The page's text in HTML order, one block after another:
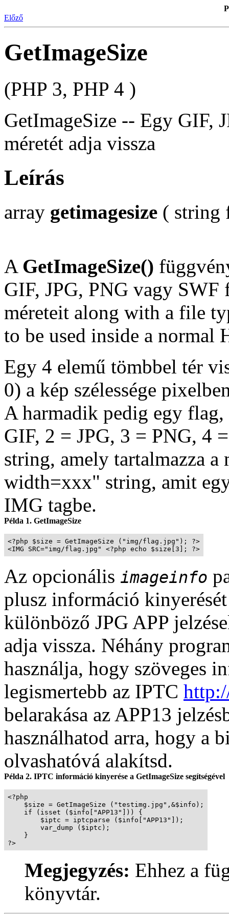
Előző
GetImageSize
(PHP 3, PHP 4 )
GetImageSize -- Egy GIF,
méretét adja vissza
Leírás
array getimagesize ( string
A GetImageSize()
GIF, JPG, PNG vagy SWF
méreteit along with a file
to be used inside a normal
Egy 4 elemű tömbbel tér
0) a kép szélessége
A harmadik pedig egy
GIF, 2 = JPG, 3 = PNG, 4
string, amely tartalmazza
width=xxx" string, amit
IMG tagbe.
Példa 1. GetImageSize
<?php $size = GetImageSize ("img/flag.jpg"); ?>
<IMG SRC="img/flag.jpg" <?php echo $size[3]; ?>
Az opcionális imageinfo
plusz információ
különböző JPG APP
adja vissza. Néhány
használja, hogy szöveges
legismertebb az IPTC
belarakása az APP13
használhatod arra, hogy a
olvashatóvá alakítsd.
Példa 2. IPTC információ kinyerése a GetImageSize segítségével
<?php
    $size = GetImageSize ("testimg.jpg",&$info);
    if (isset ($info["APP13"])) {
        $iptc = iptcparse ($info["APP13"]);
        var_dump ($iptc);
    }
?>
Megjegyzés: Ehhez a
könyvtár.